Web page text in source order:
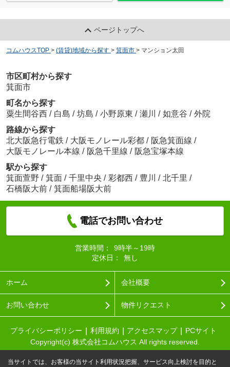
ページトップへ
コムハウスTOP > (賃貸)地域から探す > 箕面市 > マンション太田
市区町村から探す
箕面市
町名から探す
粟生間谷西 / 白島 / 坊島 / 小野原東 / 瀬川 / 如意谷 / 外院
路線から探す
北大阪急行電鉄 / 大阪モノレール彩都 / 阪急箕面線 /
大阪モノレール本線 / 阪急千里線 / 阪急宝塚本線
駅から探す
箕面萱野 / 箕面 / 千里中央 / 彩都西 / 豊川 / 北千里 /
石橋阪大前 / 箕面船場阪大前
電話でお問い合わせ
営業時間：
9時半～19時
定休日：
無し
ホーム 会社概要
お問い合わせ 物件リクエスト
プライバシーポリシー 利用規約 アクセスマップ
PCサイト
Copyright(c) 株式会社コムハウス All rights reserved.
当サイトでは、お客様の当サイト利用状況把握、サービス向上検討を目的と